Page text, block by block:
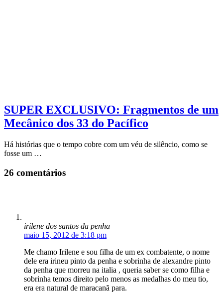
SUPER EXCLUSIVO: Fragmentos de um
Mecânico dos 33 do Pacífico
Há histórias que o tempo cobre com um véu de silêncio, como se
fosse um …
26 comentários
irilene dos santos da penha
maio 15, 2012 de 3:18 pm
Me chamo Irilene e sou filha de um ex combatente, o nome
dele era irineu pinto da penha e sobrinha de alexandre pinto
da penha que morreu na italia , queria saber se como filha e
sobrinha temos direito pelo menos as medalhas do meu tio,
era era natural de maracanã para.